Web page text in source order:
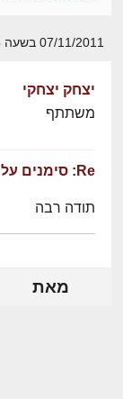
07/11/2011 בשעה 13:55
יצחק יצחקי
משתתף
Re: סימנים על זכוכית במקלחון
תודה רבה
מאת